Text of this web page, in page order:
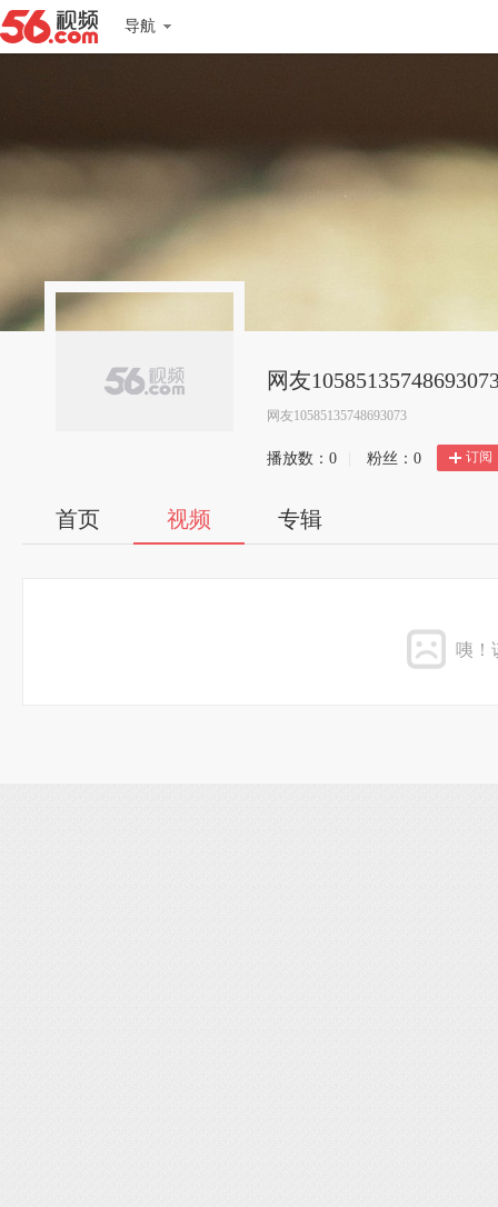
导航
网友
网友10585135748693073
播放数： 0 粉丝： 0 订阅
首页 视频 专辑
咦！